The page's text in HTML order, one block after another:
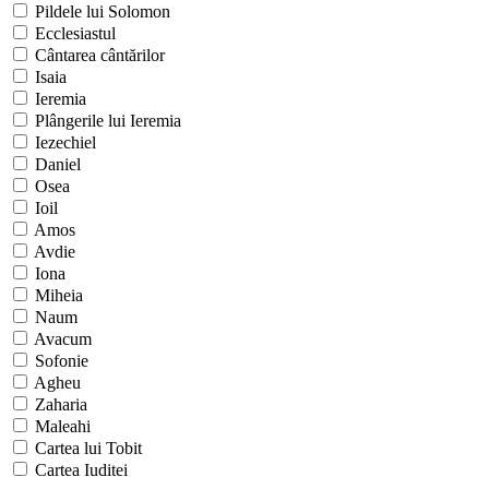
Pildele lui Solomon
Ecclesiastul
Cântarea cântărilor
Isaia
Ieremia
Plângerile lui Ieremia
Iezechiel
Daniel
Osea
Ioil
Amos
Avdie
Iona
Miheia
Naum
Avacum
Sofonie
Agheu
Zaharia
Maleahi
Cartea lui Tobit
Cartea Iuditei